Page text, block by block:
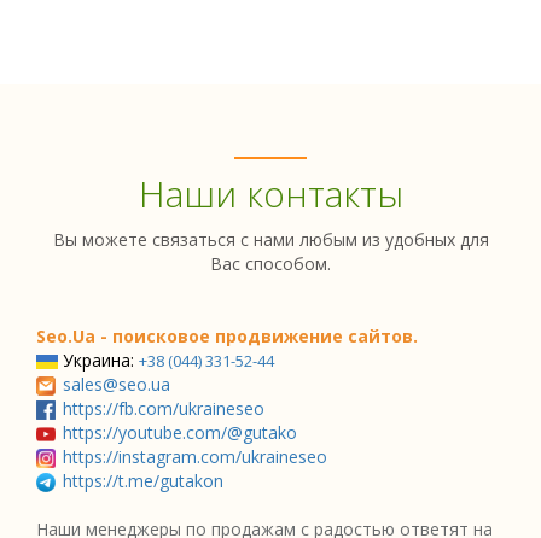
Наши контакты
Вы можете связаться с нами любым из удобных для
Вас способом.
Seo.Ua - поисковое продвижение сайтов.
Украина: +38 (044) 331-52-44
sales@seo.ua
https://fb.com/ukraineseo
https://youtube.com/@gutako
https://instagram.com/ukraineseo
https://t.me/gutakon
Наши менеджеры по продажам с радостью ответят на